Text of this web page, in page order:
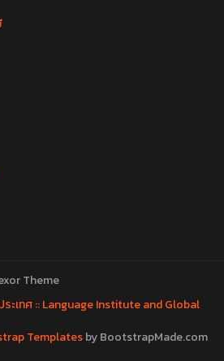
Theme
ะเทศ :: Language Institute and Global
Templatesby BootstrapMade.com